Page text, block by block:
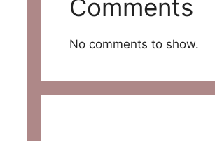
Comments
No comments to show.